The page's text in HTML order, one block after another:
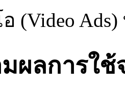
(Video
ผลการใช้